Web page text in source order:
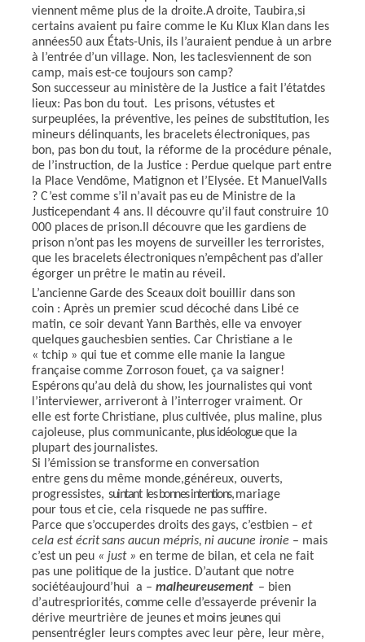
viennent même plus de la droite.A droite, Taubira,si
certains avaient pu faire comme le Ku Klux Klan dans les
années50 aux États-Unis, ils l’auraient pendue à un arbre
à
l’entrée d’un village. Non, les taclesviennent de son
camp, mais est­-ce toujours son camp?
Son successeur au ministère de la Justice a fait l’étatdes
lieux: Pas bon du tout. Les prisons, vétustes et
surpeuplées, la préventive, les peines de substitution, les
mineurs délinquants, les bracelets électroniques, pas
bon, pas bon du tout, la réforme de la procédure pénale,
de l’instruction, de la Justice : Perdue quelque part entre
la Place Vendôme, Matignon et l’Elysée. Et Manuel Valls
? C’est comme s’il n’avait pas eu de Ministre de la
Justicependant 4 ans. Il découvre qu’il faut construire 10
000 places de prison. Il découvre que les gardiens de
prison n’ont pas les moyens de surveiller les terroristes,
que les bracelets électroniques n’empêchent pas d’aller
égorger un prêtre le matin au réveil.
L’ancienne Garde des Sceaux doit bouillir dans son
coin : Après un premier scud décoché dans Libé ce
matin, ce soir devant Yann Barthès, elle va envoyer
quelques gauchesbien senties. Car Christiane a le
« tchip » qui tue et comme elle manie la langue
française comme Zorroson fouet, ça va saigner!
Espérons qu’au­ delà du show, les journalistes qui vont
l’interviewer, arriveront à l’interroger vraiment. Or
e le est forte Christiane, plus cultivée, plus maline, plus
cajoleuse, plus communicante, plus idéologueque la
plupart des journalistes.
Si
l’émission se transforme en conversation
entre gens du même monde,généreux, ouverts,
progressistes, suintant les bonnes intentions,mariage
pour tous et cie, cela risquede ne pas suffire.
Parce que s’occuperdes droits des gays, c’estbien –et
cela est écrit sans aucun mépris, ni aucune ironie – mais
c’est un peu « just » en terme de bilan, et cela ne fait
pas une politique de la justice. D’autant que notre
sociétéaujourd’hui a –malheureusement – bien
d’autrespriorités, commecelle d’essayerde prévenir la
dérive meurtrière de jeuneset moins jeunesqui
pensentrégler leurs comptes avec leur père, leur mère,